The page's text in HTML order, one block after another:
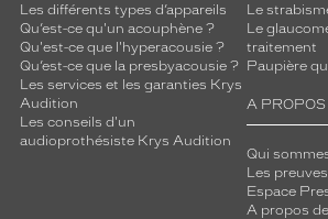
Les différents types d’appareils
Qu’est-ce qu'un acouphène ?
Qu'est-ce que l'hyperacousie ?
Qu’est-ce que la presbyacousie ?
Les services et les garanties Krys
Audition
Les conseils d'un
audioprothésiste Krys Audition
Le
Le
traitement
Paupière
A PROPOS
Qui
Les
Espace
A propos